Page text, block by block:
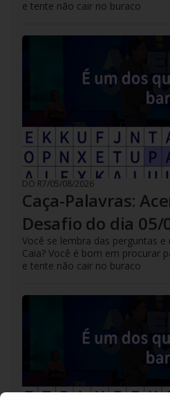
e tente não cair no buraco
DO R7/05/08/2026
Caça-Palavras:
Desafio do dia 05/
Você se lembra das perguntas
Caia? Você é bom em procurar
e tente não cair no buraco